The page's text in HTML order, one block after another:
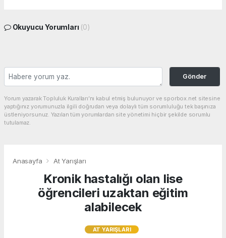
Okuyucu Yorumları (0)
Gönder
Yorum yazarak Topluluk Kuralları’nı kabul etmiş bulunuyor ve sporbox.net sitesine
yaptığınız yorumunuzla ilgili doğrudan veya dolaylı tüm sorumluluğu tek başınıza
üstleniyorsunuz. Yazılan tüm yorumlardan site yönetimi hiçbir şekilde sorumlu
tutulamaz.
Anasayfa At Yarışları
Kronik hastalığı olan lise
öğrencileri uzaktan eğitim
alabilecek
AT YARIŞLARI